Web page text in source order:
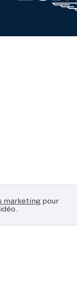
marketing pour